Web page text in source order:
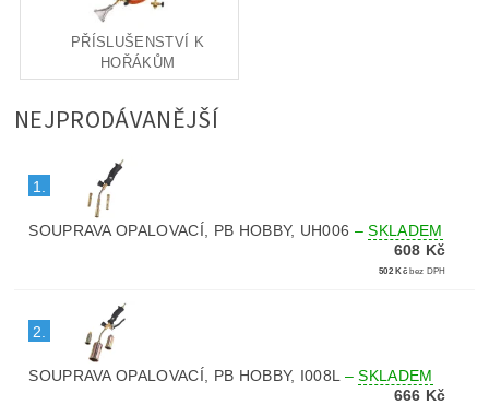
PŘÍSLUŠENSTVÍ K
HOŘÁKŮM
NEJPRODÁVANĚJŠÍ
1.
SOUPRAVA OPALOVACÍ, PB HOBBY, UH006 –SKLADEM
608 Kč
502 Kč bez DPH
2.
SOUPRAVA OPALOVACÍ, PB HOBBY, I008L –SKLADEM
666 Kč